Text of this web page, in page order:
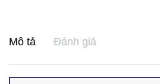
Mô tả Đánh giá